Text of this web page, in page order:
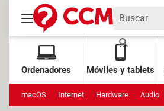
Ordenadores Móviles y tablets
macOS Internet Hardware Audio